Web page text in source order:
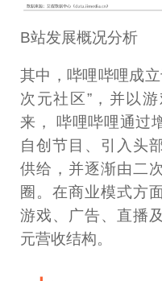
B站发展概况分析
其中，哔哩哔哩成
次元社区”，并以
来， 哔哩哔哩通过
自创节目、引入头
供给，并逐渐由二
圈。在商业模式方
游戏、广告、直播
元营收结构。